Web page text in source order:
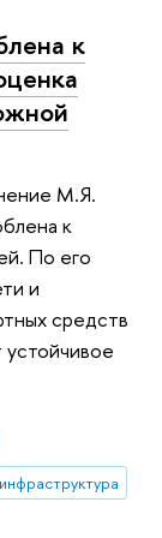
к
М.Я.
к
По его
и
средств
устойчивое